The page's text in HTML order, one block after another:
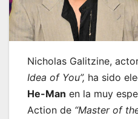
Nicholas Galitzine,
Idea of You”, ha sido
He-Man en la muy
Action de “Master of